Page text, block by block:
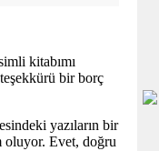
kitabımı
bir borç
yazıların bir
oluyor. Evet, doğru